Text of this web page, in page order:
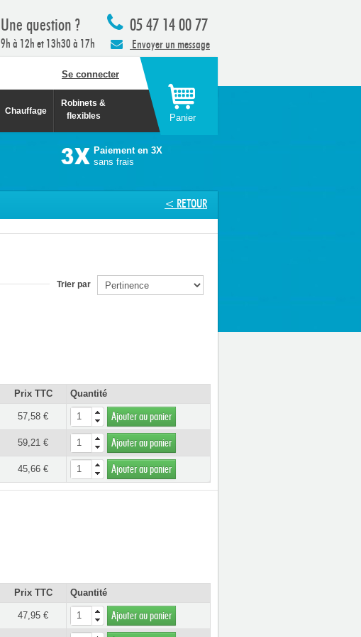
05 47 14 00 77
Envoyer un message
Une question ?
9h à 12h et 13h30 à 17h
Se connecter
Chauffage
Robinets &
flexibles
Panier
Paiement en 3X
sans frais
< RETOUR
Trier par
Prix TTC Quantité
57,58 € Ajouter au panier
59,21 € Ajouter au panier
45,66 € Ajouter au panier
Prix TTC Quantité
47,95 € Ajouter au panier